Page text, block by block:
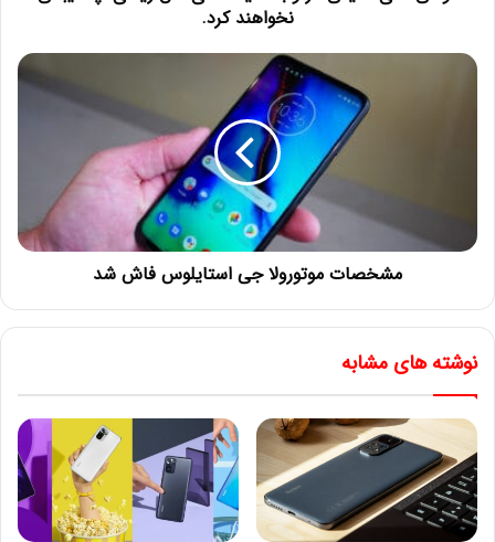
نخواهند کرد.
مشخصات موتورولا جی استایلوس فاش شد
نوشته های مشابه